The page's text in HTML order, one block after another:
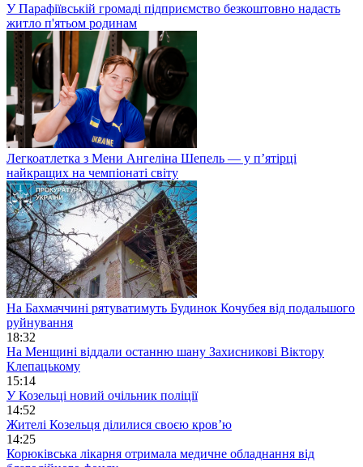
У Парафіївській громаді підприємство безкоштовно надасть
житло п'ятьом родинам
Легкоатлетка з Мени Ангеліна Шепель — у п’ятірці
найкращих на чемпіонаті світу
На Бахмаччині рятуватимуть Будинок Кочубея від подальшого
руйнування
18:32
На Менщині віддали останню шану Захисникові Віктору
Клепацькому
15:14
У Козельці новий очільник поліції
14:52
Жителі Козельця ділилися своєю кров’ю
14:25
Корюківська лікарня отримала медичне обладнання від